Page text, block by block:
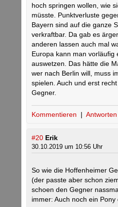
hoch springen wollen, wie
müsste. Punktverluste
Bayern sind auf die ganze
verkraftbar. Da gab es
anderen lassen auch mal
Europa kann man vorläufig
auswetzen. Das hätte die
wer nach Berlin will, muss
spielen. Auch und erst
Gegner.
Kommentieren | Antworten
#20 Erik
30.10.2019 um 10:56 Uhr
So wie die Hoffenheimer
(der passte aber schon
schoen den Gegner
immer: Auch noch ein Pony